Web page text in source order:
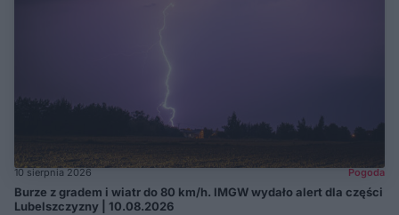
10 sierpnia 2026 Pogoda
Burze z gradem i wiatr do 80 km/h. IMGW wydało alert dla części
Lubelszczyzny | 10.08.2026